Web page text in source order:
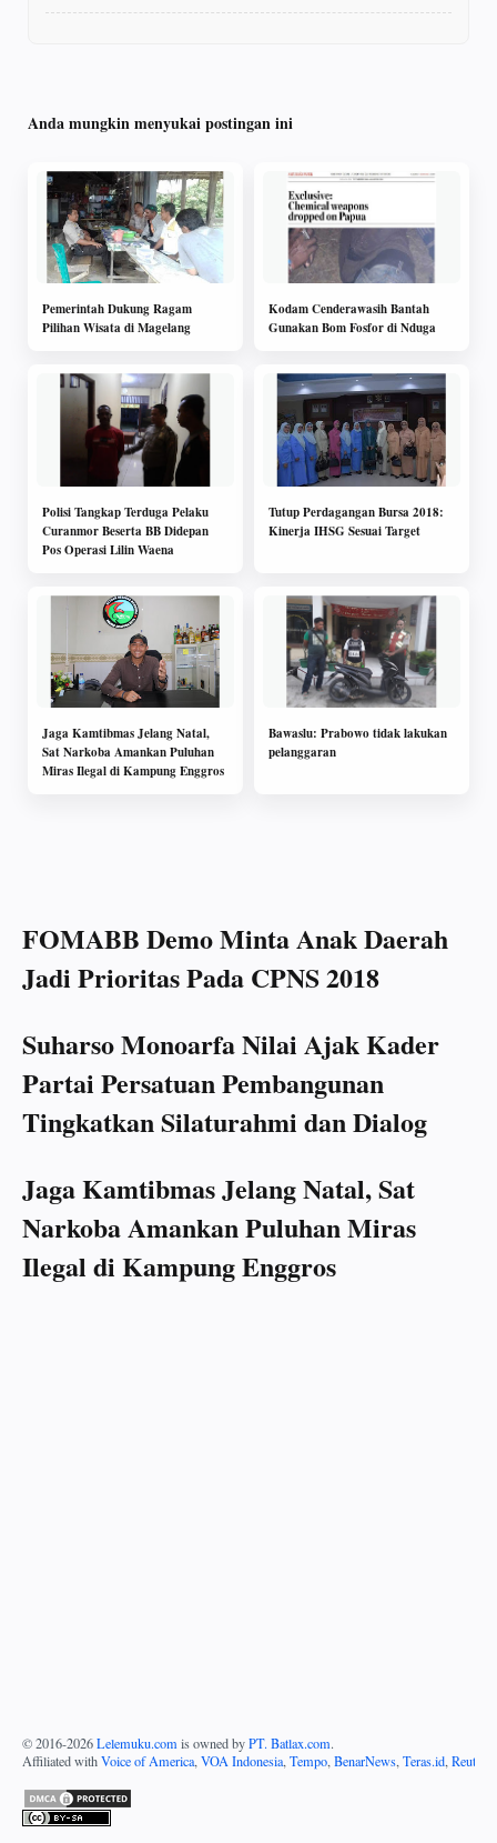
Anda mungkin menyukai postingan ini
Pemerintah Dukung Ragam
Pilihan Wisata di Magelang
Kodam Cenderawasih Bantah
Gunakan Bom Fosfor di Nduga
Polisi Tangkap Terduga Pelaku
Curanmor Beserta BB Didepan
Pos Operasi Lilin Waena
Tutup Perdagangan Bursa 2018:
Kinerja IHSG Sesuai Target
Jaga Kamtibmas Jelang Natal,
Sat Narkoba Amankan Puluhan
Miras Ilegal di Kampung Enggros
Bawaslu: Prabowo tidak lakukan
pelanggaran
FOMABB Demo Minta Anak Daerah
Jadi Prioritas Pada CPNS 2018
Suharso Monoarfa Nilai Ajak Kader
Partai Persatuan Pembangunan
Tingkatkan Silaturahmi dan Dialog
Jaga Kamtibmas Jelang Natal, Sat
Narkoba Amankan Puluhan Miras
Ilegal di Kampung Enggros
© 2016-2026Lelemuku.comis owned byPT. Batlax.com.
Affiliated withVoice of America,VOA Indonesia,Tempo,BenarNews,Teras.id,Reuters